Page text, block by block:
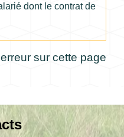
dont le contrat de
sur cette page